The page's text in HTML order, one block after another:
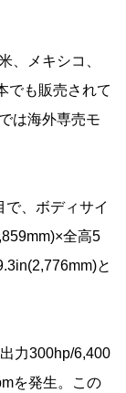
、メキシコ、
でも販売されて
は海外専売モ
、ボディサイ
全高5
と
力300hp/6,400
を発生。この